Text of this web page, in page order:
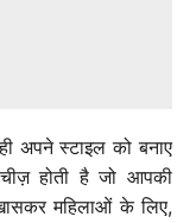
अपने स्टाइल को बनाए
होती है जो आपकी
महिलाओं के लिए,